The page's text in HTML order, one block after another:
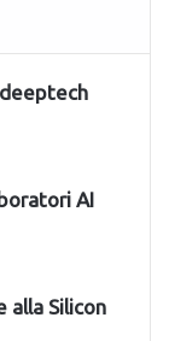
deeptech
AI
alla Silicon